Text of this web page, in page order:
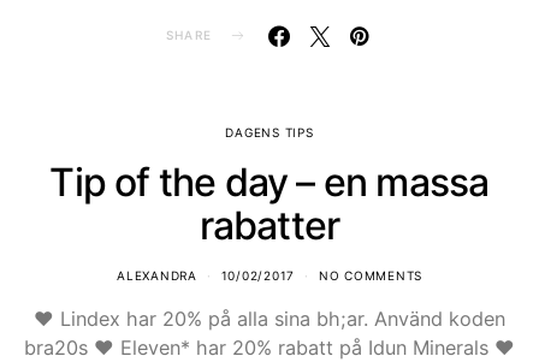
SHARE
DAGENS TIPS
Tip of the day – en massa
rabatter
ALEXANDRA 10/02/2017 NO COMMENTS
♥ Lindex har 20% på alla sina bh;ar. Använd koden
bra20s ♥ Eleven* har 20% rabatt på Idun Minerals ♥